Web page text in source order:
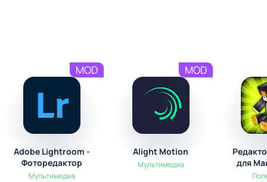
Adobe Lightroom -
Фоторедактор
Мультимедиа
MOD
Alight Motion
Мультимедиа
MOD
для